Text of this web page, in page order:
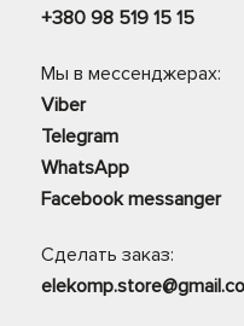
+380 98 519 15 15
Мы в мессенджерах:
Viber
Telegram
WhatsApp
Facebook messanger
Сделать заказ: